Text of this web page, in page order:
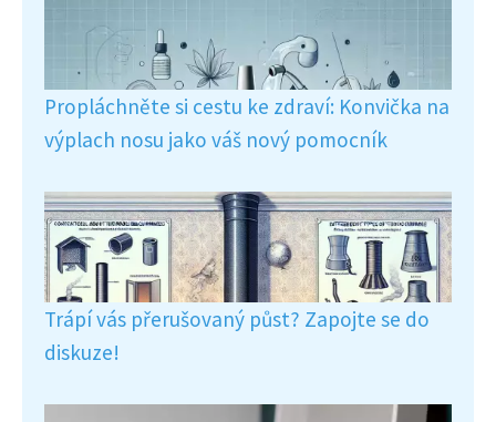
Propláchněte si cestu ke zdraví: Konvička na
výplach nosu jako váš nový pomocník
Trápí vás přerušovaný půst? Zapojte se do
diskuze!